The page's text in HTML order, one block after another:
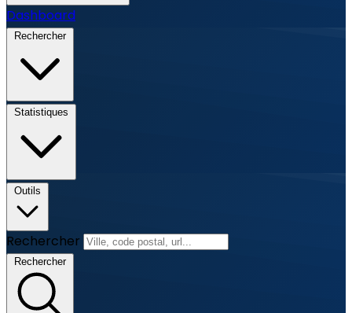
Dashboard
Rechercher
Statistiques
Outils
Rechercher
Rechercher